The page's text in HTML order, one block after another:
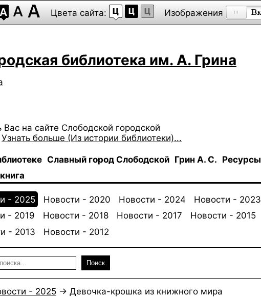
Цвета сайта: Изображения
библиотека им. А. Грина
на сайте Слободской городской
Узнать больше (Из истории библиотеки)...
Славный город Слободской Грин А. С. Ресурсы
- 2025 Новости - 2020 Новости - 2024 Новости - 2023
- 2019 Новости - 2018 Новости - 2017 Новости - 2015
- 2013 Новости - 2012
Поиск
- 2025 → Девочка-крошка из книжного мира